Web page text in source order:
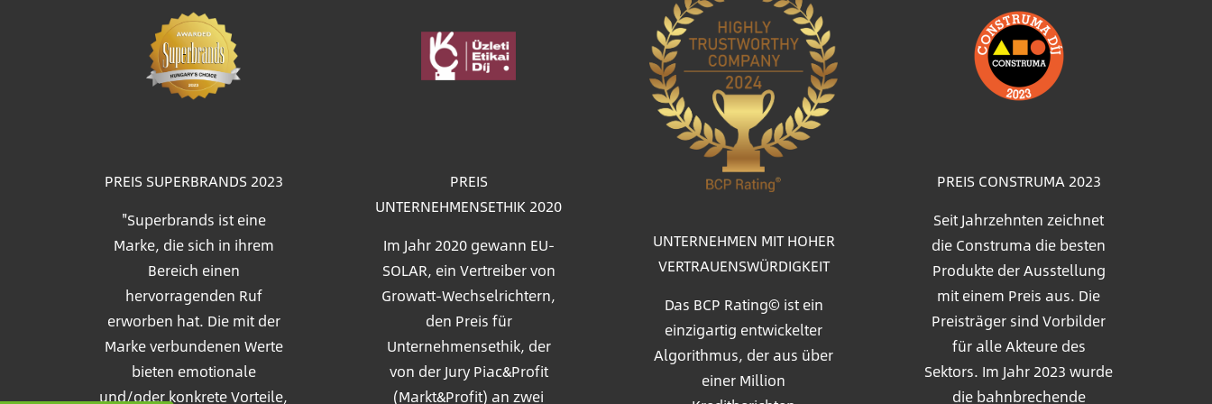
PREIS SUPERBRANDS 2023
"Superbrands ist eine
Marke, die sich in ihrem
Bereich einen
hervorragenden Ruf
erworben hat. Die mit der
Marke verbundenen Werte
bieten emotionale
und/oder konkrete Vorteile,
PREIS
UNTERNEHMENSETHIK 2020
Im Jahr 2020 gewann EU-
SOLAR, ein Vertreiber von
Growatt-Wechselrichtern,
den Preis für
Unternehmensethik, der
von der Jury Piac&Profit
(Markt&Profit) an zwei
UNTERNEHMEN MIT HOHER
VERTRAUENSWÜRDIGKEIT
Das BCP Rating© ist ein
einzigartig entwickelter
Algorithmus, der aus über
einer Million
PREIS CONSTRUMA 2023
Seit Jahrzehnten zeichnet
die Construma die besten
Produkte der Ausstellung
mit einem Preis aus. Die
Preisträger sind Vorbilder
für alle Akteure des
Sektors. Im Jahr 2023 wurde
die bahnbrechende